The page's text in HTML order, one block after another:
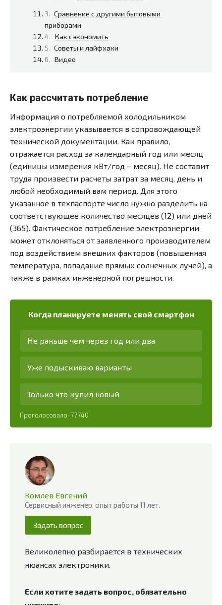
Сравнение с другими бытовыми
приборами
Как сэкономить
Советы и лайфхаки
Видео
Как рассчитать потребление
Информация о потребляемой холодильником
электроэнергии указывается в сопровождающей
технической документации. Как правило,
отражается расход за календарный год или месяц
(единицы измерения кВт/год – месяц). Не составит
труда произвести расчеты затрат за месяц, день и
любой необходимый вам период. Для этого
указанное в техпаспорте число нужно разделить на
соответствующее количество месяцев (12) или дней
(365). Фактическое потребление электроэнергии
может отклоняться от заявленного производителем
под воздействием внешних факторов (повышенная
температура, попадание прямых солнечных лучей), а
также в рамках инженерной погрешности.
Когда планируете менять свой смартфон
Не раньше чем через год или два
Уже подыскиваю варианты
Только что купил новый
Проголосовало: 77740
Комлев Евгений
Сервисный инженер, опыт работы 11 лет.
Задать вопрос
Великолепно разбирается в технических
нюансах электроники.
Если хотите задать вопрос, обязательно